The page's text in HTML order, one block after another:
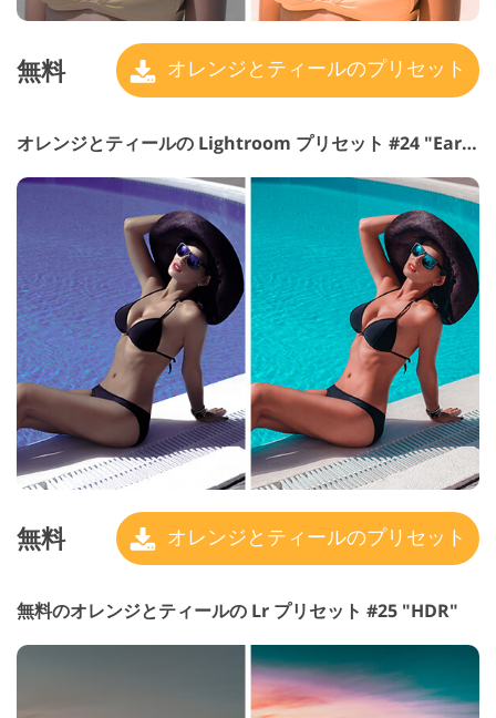
無料 オレンジとティールのプリセット
オレンジとティールの Lightroom プリセット #24 "Earth"
無料 オレンジとティールのプリセット
無料のオレンジとティールの Lr プリセット #25 "HDR"